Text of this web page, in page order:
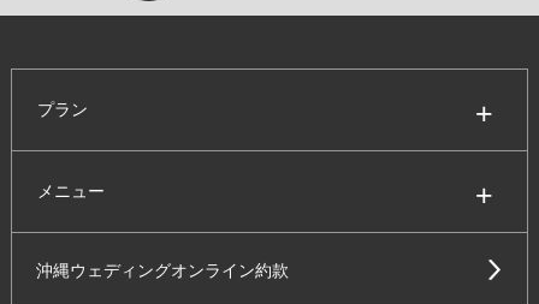
プラン
メニュー
沖縄ウェディングオンライン約款